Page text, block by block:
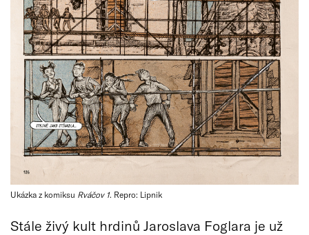
Ukázka z komiksu Rváčov 1. Repro: Lipnik
Stále živý kult hrdinů Jaroslava Foglara je už